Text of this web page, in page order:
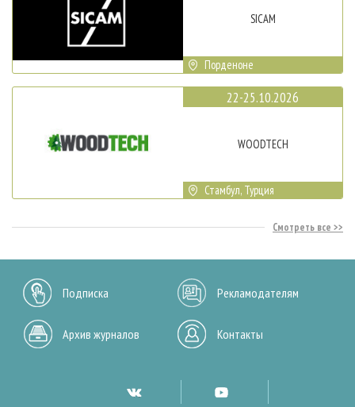
SICAM
Порденоне
22-25.10.2026
WOODTECH
Стамбул, Турция
Смотреть все
Подписка Рекламодателям
Архив журналов Контакты